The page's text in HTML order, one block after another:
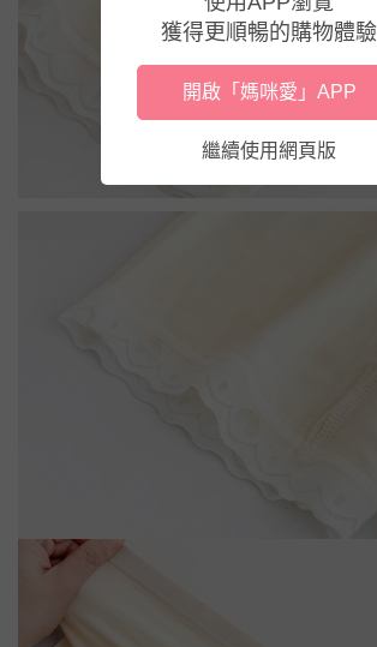
獲得更順暢的購物體驗
開啟「媽咪愛」APP
繼續使用網頁版